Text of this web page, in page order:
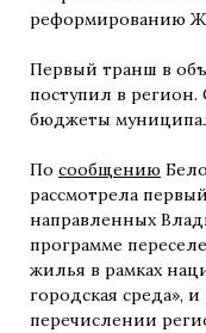
реформированию
Первый транш в
поступил в регион.
бюджеты
По сообщению
рассмотрела
направленных
программе
жилья в рамках
городская среда»,
перечислении